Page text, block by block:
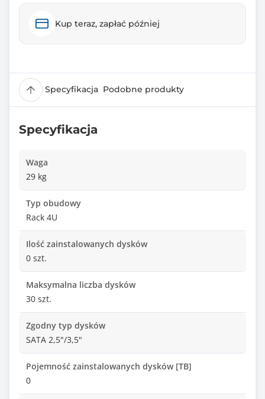
Kup teraz, zapłać później
Specyfikacja Podobne produkty
Specyfikacja
Waga
29 kg
Typ obudowy
Rack 4U
Ilość zainstalowanych dysków
0 szt.
Maksymalna liczba dysków
30 szt.
Zgodny typ dysków
SATA 2,5"/3,5"
Pojemność zainstalowanych dysków [TB]
0